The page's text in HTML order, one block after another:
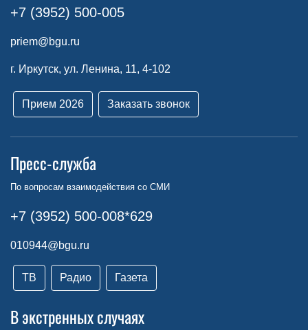
+7 (3952) 500-005
priem@bgu.ru
г. Иркутск, ул. Ленина, 11, 4-102
Прием 2026 Заказать звонок
Пресс-служба
По вопросам взаимодействия со СМИ
+7 (3952) 500-008*629
010944@bgu.ru
ТВ Радио Газета
В экстренных случаях